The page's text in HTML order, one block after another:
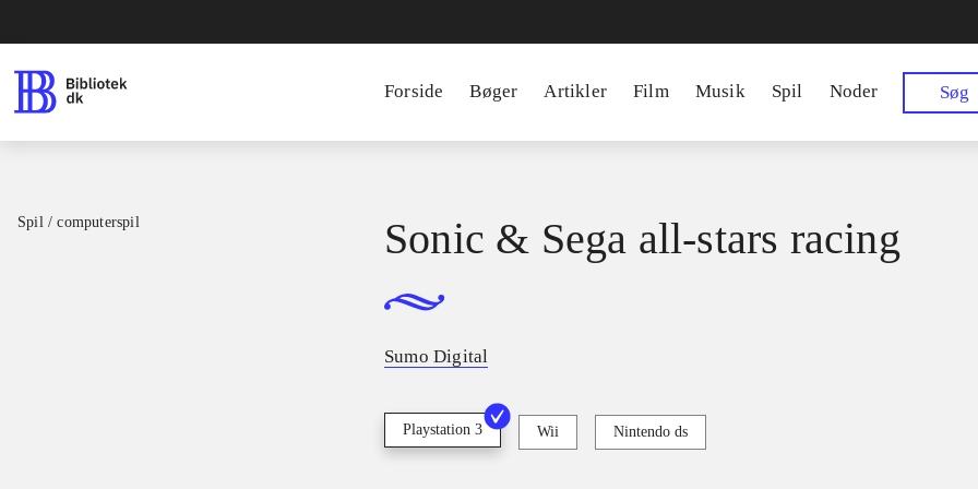
Forside Bøger Artikler Film Musik Spil Noder Søg
Spil / computerspil Sonic & Sega all-stars racing
Sumo Digital
Playstation 3 Wii Nintendo ds